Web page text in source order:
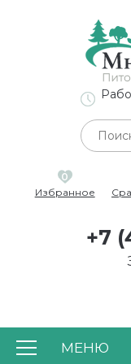
МЕНЮ
0
Избранное
+7